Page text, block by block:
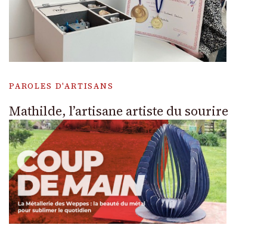
PAROLES D'ARTISANS
Mathilde, l’artisane artiste du sourire